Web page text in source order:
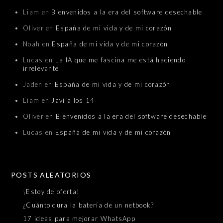
Liam en Bienvenidos a la era del software desechable
Oliver en España de mi vida y de mi corazón
Noah en España de mi vida y de mi corazón
Lucas en La IA que me fascina me está haciendo
irrelevante
Jaden en España de mi vida y de mi corazón
Liam en Javi a los 14
Oliver en Bienvenidos a la era del software desechable
Lucas en España de mi vida y de mi corazón
POSTS ALEATORIOS
¡Estoy de oferta!
¿Cuánto dura la batería de un netbook?
17 ideas para mejorar WhatsApp